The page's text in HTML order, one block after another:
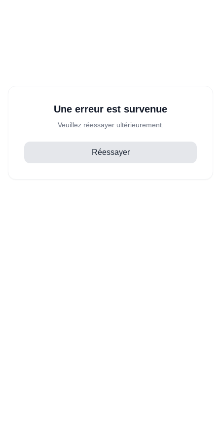
Une erreur est survenue
Veuillez réessayer ultérieurement.
Réessayer